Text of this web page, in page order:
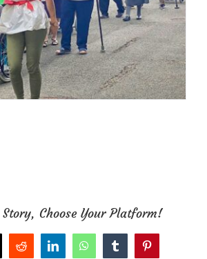
Story, Choose Your Platform!
Reddit LinkedInWhatsAppTumblrPinterest